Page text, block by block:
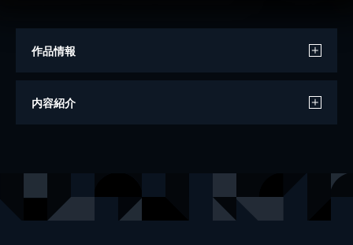
作品情報
著者
内容紹介